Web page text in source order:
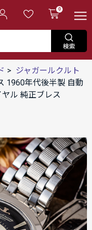
0
ジャガールクルト
1960年代後半製 自動
ル 純正ブレス